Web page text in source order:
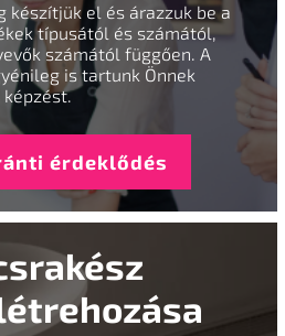
készítjük el és árazzuk be a
típusától és számától,
számától függően. A
is tartunk Önnek
képzést.
érdeklődés